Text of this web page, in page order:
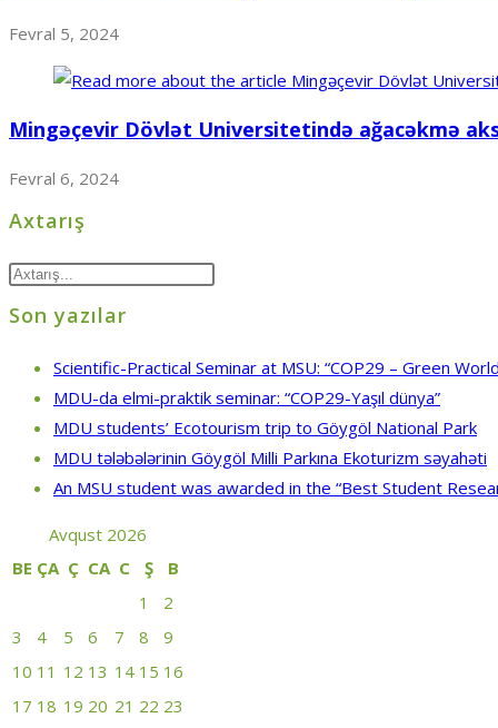
Fevral 5, 2024
Mingəçevir Dövlət Universitetində ağacəkmə
Fevral 6, 2024
Axtarış
Son yazılar
Scientific-Practical Seminar at MSU: “COP29 – Green
MDU-da elmi-praktik seminar: “COP29-Yaşıl dünya”
MDU students’ Ecotourism trip to Göygöl National Park
MDU tələbələrinin Göygöl Milli Parkına Ekoturizm səyahəti
An MSU student was awarded in the “Best Student
Avqust 2026
BE ÇA Ç CA C Ş
B
1
2
3
4 5 6 7 8
9
10 11 12 13 14 15 16
17 18 19 20 21 22 23